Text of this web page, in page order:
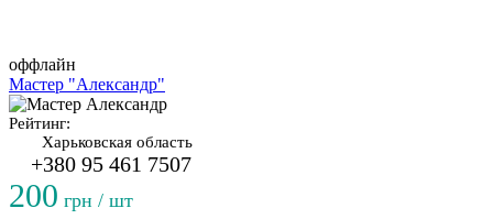
оффлайн
Мастер "Александр"
Рейтинг:
Харьковская область
+380 95 461 7507
200 грн / шт